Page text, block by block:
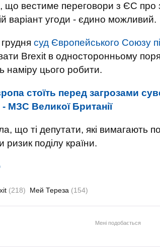
що вестиме переговори з ЄС про
варіант угоди - єдино можливий.
суд Європейського Союзу
Brexit в односторонньому
цього робити.
стоїть перед загрозами
МЗС Великої Британії
що ті депутати, які вимагають
поділу країни.
(218) Мей Тереза (154)
Мені подобається